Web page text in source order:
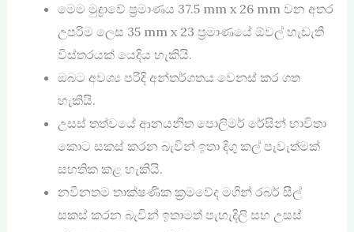
මෙම මුද්‍රාවේ ප්‍රමාණය 37.5 mm x 26 mm වන අතර
උපරිම ලෙස 35 mm x 23 ප්‍රමාණයේ ඕවල් හැඩැති
විස්තරයක් යෙදිය හැකියි.
ඔබට අවශ්‍ය පරිදි අන්තර්ගතය වෙනස් කර ගත
හැකියි.
උසස් තත්වයේ ආනයනිත පොලිමර් රේසින් භාවිතා
කොට සකස් කරන බැවින් ඉතා දිගු කල් පැවැත්මක්
සහතික කළ හැකියි.
නවීනතම තාක්ෂණික ක්‍රමවේද මගින් රබර් සීල්
සකස් කරන බැවින් ඉතාමත් පැහැදිලි සහ උසස්